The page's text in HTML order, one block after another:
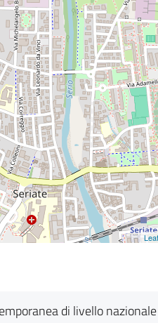
di livello